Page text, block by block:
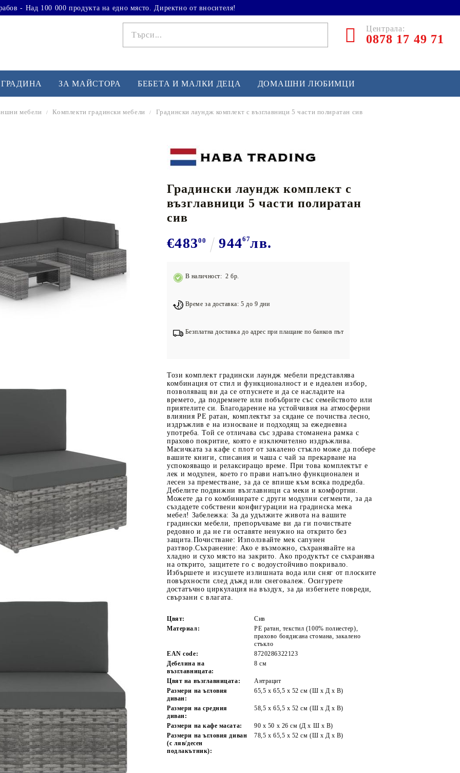
- Над 100 000 продукта на едно място. Директно от вносителя!
Централа:
0878 17 49 71
Тренажори за баланс
Лостове за набиране
Силови кули
Йога и пилатес
Баскетбол
Бейзбол и софтбол
Хокей и лакрос
Волейбол
ЗА МАЙСТОРА БЕБЕТА И МАЛКИ ДЕЦА ДОМАШНИ ЛЮБИМЦИ
мебели Комплекти градински мебели Градински лаундж комплект с възглавници 5 части полиратан сив
Градински лаундж комплект с
възглавници 5 части полиратан
сив
€48300 94467лв.
В наличност: 2 бр.
Време за доставка: 5 до 9 дни
Безплатна доставка до адрес при плащане по банков път
Този комплект градински лаундж мебели представлява
комбинация от стил и функционалност и е идеален избор,
позволяващ ви да се отпуснете и да се насладите на
времето, да подремнете или побъбрите със семейството или
приятелите си. Благодарение на устойчивия на атмосферни
влияния РЕ ратан, комплектът за сядане се почиства лесно,
издръжлив е на износване и подходящ за ежедневна
употреба. Той се отличава със здрава стоманена рамка с
прахово покритие, която е изключително издръжлива.
Масичката за кафе с плот от закалено стъкло може да побере
вашите книги, списания и чаша с чай за прекарване на
успокояващо и релаксиращо време. При това комплектът е
лек и модулен, което го прави напълно функционален и
лесен за преместване, за да се впише към всяка подредба.
Дебелите подвижни възглавници са меки и комфортни.
Можете да го комбинирате с други модулни сегменти, за да
създадете собствени конфигурации на градинска мека
мебел! Забележка: За да удължите живота на вашите
градински мебели, препоръчваме ви да ги почиствате
редовно и да не ги оставяте ненужно на открито без
защита.Почистване: Използвайте мек сапунен
разтвор.Съхранение: Ако е възможно, съхранявайте на
хладно и сухо място на закрито. Ако продуктът се съхранява
на открито, защитете го с водоустойчиво покривало.
Избършете и изсушете излишната вода или сняг от плоските
повърхности след дъжд или снеговалеж. Осигурете
достатъчно циркулация на въздух, за да избегнете повреди,
свързани с влагата.
Цвят:
Сив
Материал:
PE ратан, текстил (100% полиестер),
прахово боядисана стомана, закалено
стъкло
EAN code:
8720286322123
Дебелина на
възглавницата:
8 см
Цвят на възглавницата:
Антрацит
Размери на ъгловия
диван:
65,5 x 65,5 x 52 см (Ш x Д x В)
Размери на средния
диван:
58,5 x 65,5 x 52 см (Ш x Д x В)
Размери на кафе масата:
90 х 50 х 26 см (Д х Ш х В)
Размери на ъгловия диван
(с ляв/десен
подлакътник):
78,5 x 65,5 x 52 см (Ш x Д x В)